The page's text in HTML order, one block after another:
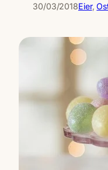
30/03/2018Eier,